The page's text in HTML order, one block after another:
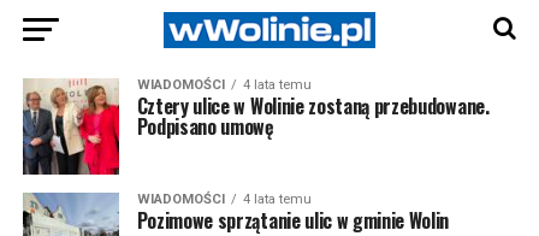
WIADOMOŚCI 4 lata temu
Cztery ulice w Wolinie zostaną przebudowane.
Podpisano umowę
WIADOMOŚCI 4 lata temu
Pozimowe sprzątanie ulic w gminie Wolin